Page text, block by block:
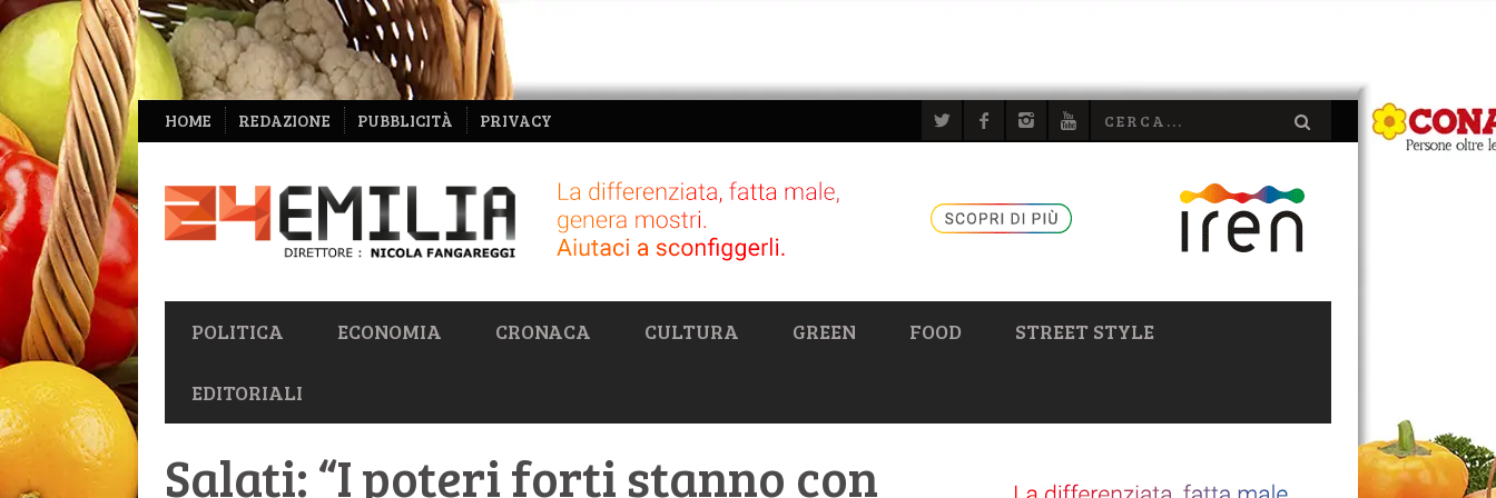
NAVIGAZIONE
SECONDARIA
HOME REDAZIONE PUBBLICITÀ PRIVACY
NAVIGAZIONE
PRIMARIA
POLITICA ECONOMIA CRONACA CULTURA GREEN FOOD STREET STYLE
EDITORIALI
Salati: “I poteri forti stanno con